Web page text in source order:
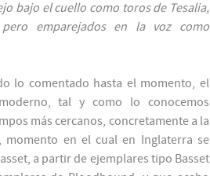
bajo el cuello como toros de Tesalia,
emparejados en la voz como
lo comentado hasta el momento, el
tal y como lo conocemos
más cercanos, concretamente a la
momento en el cual en Inglaterra se
a partir de ejemplares tipo Basset